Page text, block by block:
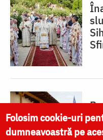
Folosim cookie-uri
dumneavoastră pe